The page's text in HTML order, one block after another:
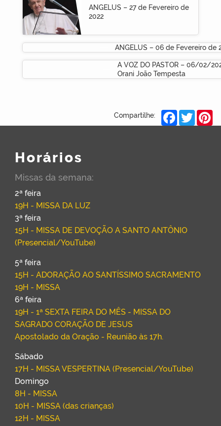
ANGELUS – 27 de Fevereiro de
2022
ANGELUS – 06 de Fevereiro de
A VOZ DO PASTOR – 06/02/
Orani João Tempesta
Compartilhe: Facebook
Twitter
Horários
Missas da semana:
2ª feira
19H - MISSA DA LUZ
3ª feira
15H - MISSA DE DEVOÇÃO A SANTO ANTÔNIO
(Presencial/YouTube)
5ª feira
15H - ADORAÇÃO AO SANTÍSSIMO SACRAMENTO
19H - MISSA
6ª feira
19H - 1ª SEXTA FEIRA DO MÊS - MISSA DO
SAGRADO CORAÇÃO DE JESUS
Apostolado da Oração - Reunião às 17h.
Sábado
17H - MISSA VESPERTINA (Presencial/YouTube)
Domingo
8H - MISSA
10H - MISSA (das crianças)
12H - MISSA